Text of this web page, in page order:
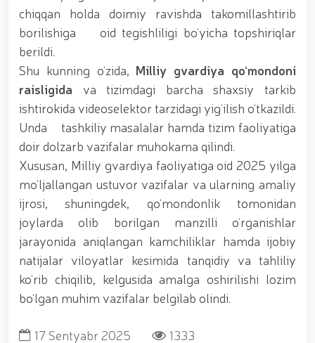
doimiy e’tiborda. // Milliy gvardiya qoʻmondoni
general-polkovnik B.Tashmatov Oʻzbekiston huquqni
muhofaza qilish organlarining Qoʻl jangi federatsiyasi
raisi etib saylandi. // Milliy gvardiya shaxsiy
tarkibining jangovar salohiyati, jismoniy va ma'naviy
tayyorgarligini mustahkamlash hamda zamon
talablariga mos takomillashtirishga qaratilgan ishlar
davom ettirilmoqda. // Tizim fidoyilari hurmat va
ehtirom bilan nafaqaga kuzatildi. // “Kitobxon harbiy
oilalar” mavzusida adabiy-badiiy kecha tashkil etildi
/ / Vatanparvarlik oyligi doirasidagi tadbirlar / /
Toshkentda qidiruvda bo‘lgan shaxs qo‘lga olindi / /
“Jasorat” filmi premyerasi bo'lib o'tdi / / Qurolli
Kuchlarimiz tashkil etilganining 34 yilligi va 14 yanvar
– Vatan himoyachilari kuni munosabati Milliy
gvardiyada bayramona tadbir o‘tkazildi / / Milliy
gvardiya qo'mondonining O‘zbekiston Respublikasi
Qurolli Kuchlari tashkil etilganining 34 yilligi va Vatan
himoyachilari kuni munosabati bilan bayram tabrigi /
/ Oʻzbekiston Respublikasi Qurolli Kuchlari tashkil
etilganining 34 yilligi hamda 14-yanvar — Vatan
himoyachilari kuni munosabati bilan gvardiyachilar
halok boʻlgan safdoshlari xotirasiga bagʻishlab Milliy
chiqqan holda doimiy ravishda takomillashtirib
borilishiga oid tegishliligi bo‘yicha topshiriqlar
berildi.
Shu kunning o‘zida, Milliy gvardiya qo‘mondoni
raisligida va tizimdagi barcha shaxsiy tarkib
ishtirokida videoselektor tarzidagi yig‘ilish o‘tkazildi.
Unda tashkiliy masalalar hamda tizim faoliyatiga
doir dolzarb vazifalar muhokama qilindi.
Xususan, Milliy gvardiya faoliyatiga oid 2025 yilga
mo‘ljallangan ustuvor vazifalar va ularning amaliy
ijrosi, shuningdek, qo‘mondonlik tomonidan
joylarda olib borilgan manzilli o‘rganishlar
jarayonida aniqlangan kamchiliklar hamda ijobiy
natijalar viloyatlar kesimida tanqidiy va tahliliy
ko‘rib chiqilib, kelgusida amalga oshirilishi lozim
bo‘lgan muhim vazifalar belgilab olindi.
17 Sentyabr 2025 1333